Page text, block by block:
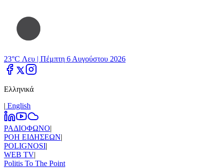
23°C Λευ | Πέμπτη 6 Αυγούστου 2026
Ελληνικά
| Εnglish
ΡΑΔΙΟΦΩΝΟ|
ΡΟΗ ΕΙΔΗΣΕΩΝ|
POLIGNOSI|
WEB TV|
Politis To The Point